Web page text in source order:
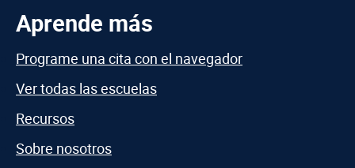
Aprende más
Programe una cita con el navegador
Ver todas las escuelas
Recursos
Sobre nosotros